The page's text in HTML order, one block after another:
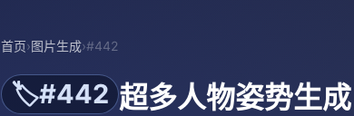
首页›图片生成›#442
🏷️#442 超多人物姿势生成